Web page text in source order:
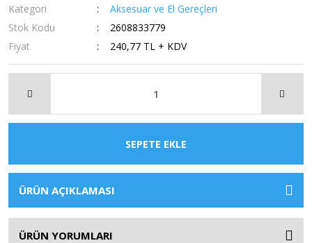
Kategori
Aksesuar ve El Gereçleri
Stok Kodu
2608833779
Fiyat
240,77 TL + KDV
SEPETE EKLE
ÜRÜN AÇIKLAMASI
ÜRÜN YORUMLARI